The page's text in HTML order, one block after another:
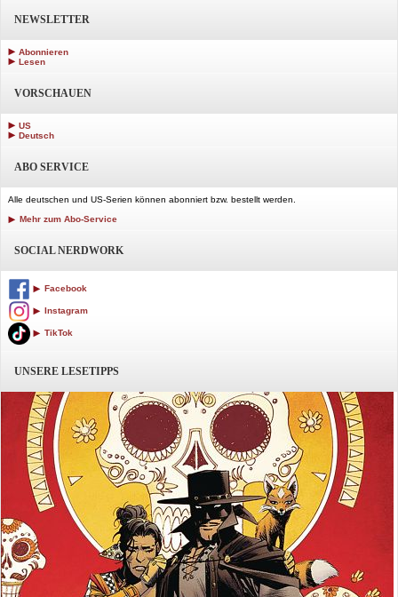
NEWSLETTER
Abonnieren
Lesen
VORSCHAUEN
US
Deutsch
ABO SERVICE
Alle deutschen und US-Serien können abonniert bzw. bestellt werden.
Mehr zum Abo-Service
SOCIAL NERDWORK
Facebook
Instagram
TikTok
UNSERE LESETIPPS